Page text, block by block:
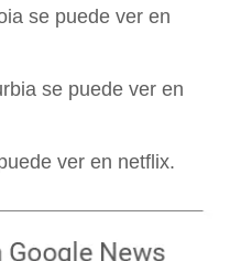
se puede ver en
se puede ver en
ver en netflix.